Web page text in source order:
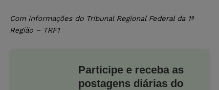
Com informações do Tribunal Regional Federal da 1ª
Região – TRF1
Participe e receba as
postagens diárias do